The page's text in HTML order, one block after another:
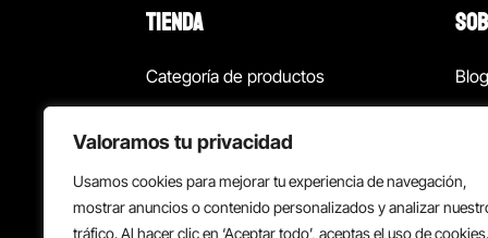
Valoramos tu privacidad
Usamos cookies para mejorar tu experiencia de navegación,
mostrar anuncios o contenido personalizados y analizar
tráfico. Al hacer clic en ‘Aceptar todo’, aceptas el uso de cookies.
TIENDA
Categoría de productos
¡Las mejores ofertas!
Back to school
Blog